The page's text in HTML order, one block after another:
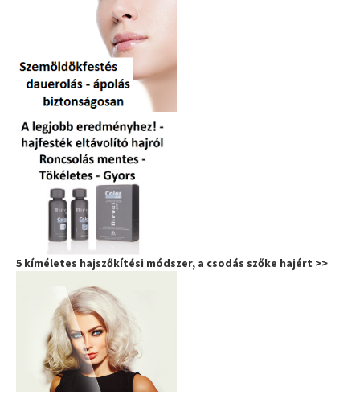
5 kíméletes hajszőkítési módszer, a csodás szőke hajért >>